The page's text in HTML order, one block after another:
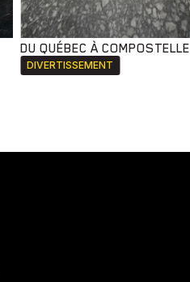
DU QUÉBEC À COMPOSTELLE
DIVERTISSEMENT